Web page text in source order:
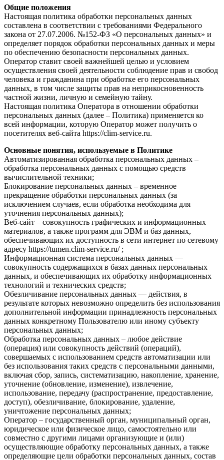
Общие положения
Настоящая политика обработки персональных данных
составлена в соответствии с требованиями Федерального
закона от 27.07.2006. №152-ФЗ «О персональных данных» и
определяет порядок обработки персональных данных и меры
по обеспечению безопасности персональных данных.
Оператор ставит своей важнейшей целью и условием
осуществления своей деятельности соблюдение прав и свобод
человека и гражданина при обработке его персональных
данных, в том числе защиты прав на неприкосновенность
частной жизни, личную и семейную тайну.
Настоящая политика Оператора в отношении обработки
персональных данных (далее – Политика) применяется ко
всей информации, которую Оператор может получить о
посетителях веб-сайта https://clim-service.ru.
Основные понятия, используемые в Политике
Автоматизированная обработка персональных данных –
обработка персональных данных с помощью средств
вычислительной техники;
Блокирование персональных данных – временное
прекращение обработки персональных данных (за
исключением случаев, если обработка необходима для
уточнения персональных данных);
Веб-сайт – совокупность графических и информационных
материалов, а также программ для ЭВМ и баз данных,
обеспечивающих их доступность в сети интернет по сетевому
адресу https://tumen.clim-service.ru/ ;
Информационная система персональных данных —
совокупность содержащихся в базах данных персональных
данных, и обеспечивающих их обработку информационных
технологий и технических средств;
Обезличивание персональных данных — действия, в
результате которых невозможно определить без использования
дополнительной информации принадлежность персональных
данных конкретному Пользователю или иному субъекту
персональных данных;
Обработка персональных данных – любое действие
(операция) или совокупность действий (операций),
совершаемых с использованием средств автоматизации или
без использования таких средств с персональными данными,
включая сбор, запись, систематизацию, накопление, хранение,
уточнение (обновление, изменение), извлечение,
использование, передачу (распространение, предоставление,
доступ), обезличивание, блокирование, удаление,
уничтожение персональных данных;
Оператор – государственный орган, муниципальный орган,
юридическое или физическое лицо, самостоятельно или
совместно с другими лицами организующие и (или)
осуществляющие обработку персональных данных, а также
определяющие цели обработки персональных данных, состав